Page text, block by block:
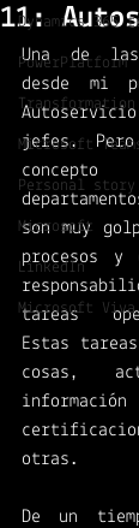
Dynamics 365
PowerPlatform
Transformation
Microsoft
Personal story
Microsoft
LinkedIn
Microsoft Viva
11:
Una de
desde mi
jefes.
son muy
procesos
tareas
Estas
cosas,
otras.
De un